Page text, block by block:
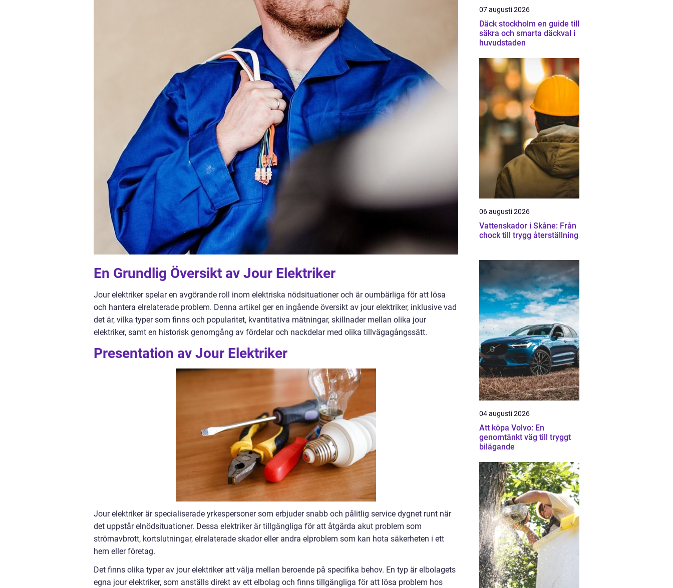
En Grundlig Översikt av Jour Elektriker
Jour elektriker spelar en avgörande roll inom elektriska nödsituationer och är oumbärliga för att lösa
och hantera elrelaterade problem. Denna artikel ger en ingående översikt av jour elektriker, inklusive vad
det är, vilka typer som finns och popularitet, kvantitativa mätningar, skillnader mellan olika jour
elektriker, samt en historisk genomgång av fördelar och nackdelar med olika tillvägagångssätt.
Presentation av Jour Elektriker
Jour elektriker är specialiserade yrkespersoner som erbjuder snabb och pålitlig service dygnet runt när
det uppstår elnödsituationer. Dessa elektriker är tillgängliga för att åtgärda akut problem som
strömavbrott, kortslutningar, elrelaterade skador eller andra elproblem som kan hota säkerheten i ett
hem eller företag.
Det finns olika typer av jour elektriker att välja mellan beroende på specifika behov. En typ är elbolagets
egna jour elektriker, som anställs direkt av ett elbolag och finns tillgängliga för att lösa problem hos
07 augusti 2026
Däck stockholm en guide till
säkra och smarta däckval i
huvudstaden
06 augusti 2026
Vattenskador i Skåne: Från
chock till trygg återställning
04 augusti 2026
Att köpa Volvo: En
genomtänkt väg till tryggt
bilägande